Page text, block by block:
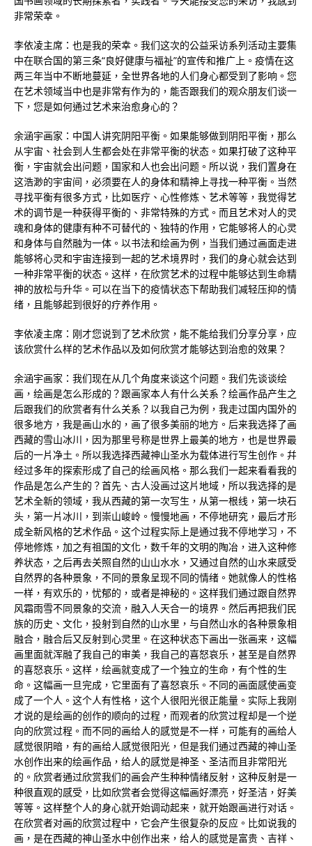
非常荣幸。
李依凌主席：也是我的荣幸。我们这次的公益采访系列活动主要集
中在联合国的第三条“良好健康与福祉”的宣传和推广上。疫情在这
两三年当中不断地蔓延，全世界各地的人们身心都受到了影响。您
在艺术领域当中也是非常有作为的，能否跟我们的观众朋友们谈一
下，您是如何通过艺术来治愈身心的？
余涵宇画家：中国人讲究阴阳平衡。如果能够做到阴阳平衡，那么
从宇宙、社会到人生都会处在非常平衡的状态。如果打破了这种平
衡，宇宙就会出问题，国家和人也会出问题。所以说，我们置身在
这浩渺的宇宙间，必须要在人的身体和精神上寻找一种平衡。当然
寻找平衡有很多方式，比如医疗、心性修炼、艺术等等，我觉得艺
术的调节是一种获得平衡的、非常特殊的方式。而且艺术对人的灵
魂和身体的健康有种不可替代的、独特的作用，它能够将人的心灵
和身体与自然融为一体。以书法和绘画为例，当我们通过画面走进
能够将心灵和宇宙连接到一起的艺术境界时，我们的身心就会达到
一种非常平衡的状态。这样，在欣赏艺术的过程中能够达到生命精
神的放松与升华。可以在当下的疫情状态下帮助我们减轻压抑的情
绪，且能够起到很好的疗养作用。
李依凌主席：刚才您说到了艺术欣赏，能不能给我们分享分享，应
该欣赏什么样的艺术作品以及如何欣赏才能够达到治愈的效果？
余涵宇画家：我们现在从几个角度来谈这个问题。我们先谈谈绘
画，绘画是怎么形成的？跟画家本人有什么关系？绘画作品产生之
后跟我们的欣赏者有什么关系？以我自己为例，我走过国内国外的
很多地方，我是画山水的，画了很多美丽的地方。后来我选择了画
西藏的雪山冰川，因为那里号称是世界上最美的地方，也是世界最
后的一片净土。所以我选择西藏神山圣水为载体进行写生创作。幷
经过多年的探索形成了自己的绘画风格。那么我们一起来看看我的
作品是怎么产生的？首先、古人没画过这片地域，所以我选择的是
艺术全新的领域，我从西藏的第一次写生，从第一根线，第一块石
头，第一片冰川，到崇山峻岭。慢慢地画，不停地研究，最后才形
成全新风格的艺术作品。这个过程实际上是通过我不停地学习，不
停地修炼，加之有祖国的文化，数千年的文明的陶冶，进入这种修
养状态，之后再去关照自然的山山水水，又通过自然的山水来感受
自然界的各种景象，不同的景象呈现不同的情绪。她就像人的性格
一样，有欢乐的，忧郁的，或者是神秘的。这样我们通过跟自然界
风霜雨雪不同景象的交流，融入人天合一的境界。然后再把我们民
族的历史、文化，投射到自然的山水里，与自然山水的各种景象相
融合，融合后又反射到心灵里。在这种状态下画出一张画来，这幅
画里面就浑融了我自己的审美，我自己的喜怒哀乐，甚至是自然界
的喜怒哀乐。这样，绘画就变成了一个独立的生命，有个性的生
命。这幅画一旦完成，它里面有了喜怒哀乐。不同的画面感使画变
成了一个人。这个人有性格，这个人很阳光很正能量。实际上我刚
才说的是绘画的创作的顺向的过程，而观者的欣赏过程却是一个逆
向的欣赏过程。而不同的画给人的感觉是不一样，可能有的画给人
感觉很阴暗，有的画给人感觉很阳光，但是我们通过西藏的神山圣
水创作出来的绘画作品，给人的感觉是神圣、圣洁而且非常阳光
的。欣赏者通过欣赏我们的画会产生种种情绪反射，这种反射是一
种很直观的感受，比如欣赏者会觉得这幅画好漂亮，好圣洁，好美
等等。这样整个人的身心就开始调动起来，就开始跟画进行对话。
在欣赏者对画的欣赏过程中，它会产生很复杂的反应。比如说我的
画，是在西藏的神山圣水中创作出来，给人的感觉是富贵、吉祥、